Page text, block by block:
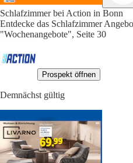
Schlafzimmer bei Action in Bonn
Entdecke das Schlafzimmer
"Wochenangebote", Seite 30
Prospekt öffnen
Demnächst gültig